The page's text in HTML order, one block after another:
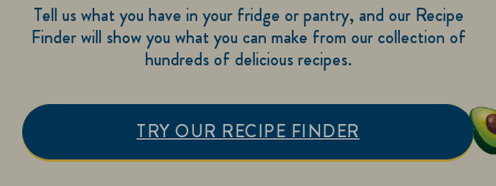
Tell us what you have in your fridge or pantry, and our Recipe
Finder will show you what you can make from our collection of
hundreds of delicious recipes.
TRY OUR RECIPE FINDER